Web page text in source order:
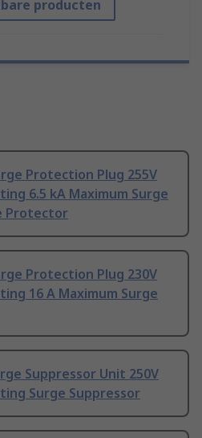
producten
Protection Plug 255V
6.5 kA Maximum Surge
Protector
Protection Plug 230V
16 A Maximum Surge
Suppressor Unit 250V
Surge Suppressor